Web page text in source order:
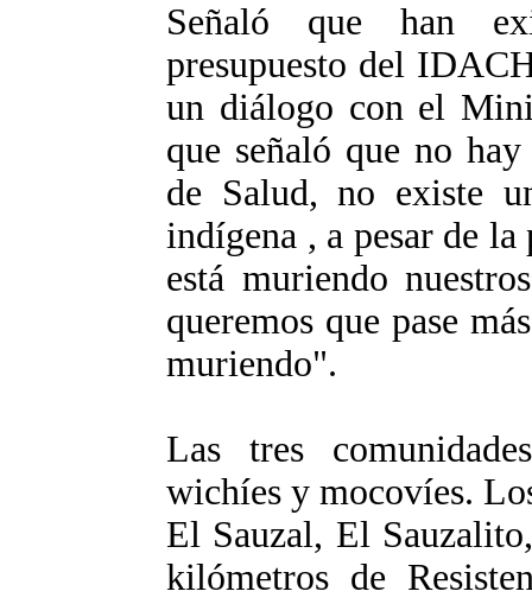
Señaló que han
presupuesto del
un diálogo con el
que señaló que no
de Salud, no existe
indígena , a pesar de
está muriendo
queremos que pase
muriendo".
Las tres
wichíes y mocovíes.
El Sauzal, El
kilómetros de